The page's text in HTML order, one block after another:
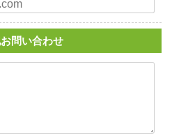
問い合わせ